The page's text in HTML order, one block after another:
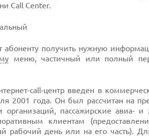
Call Center.
абоненту получить нужную
меню, частичный или полный
сall-центр введен в
2001 года. Он был рассчитан на
пассажирские авиа- и
клиентам
рабочий день или на его часть).